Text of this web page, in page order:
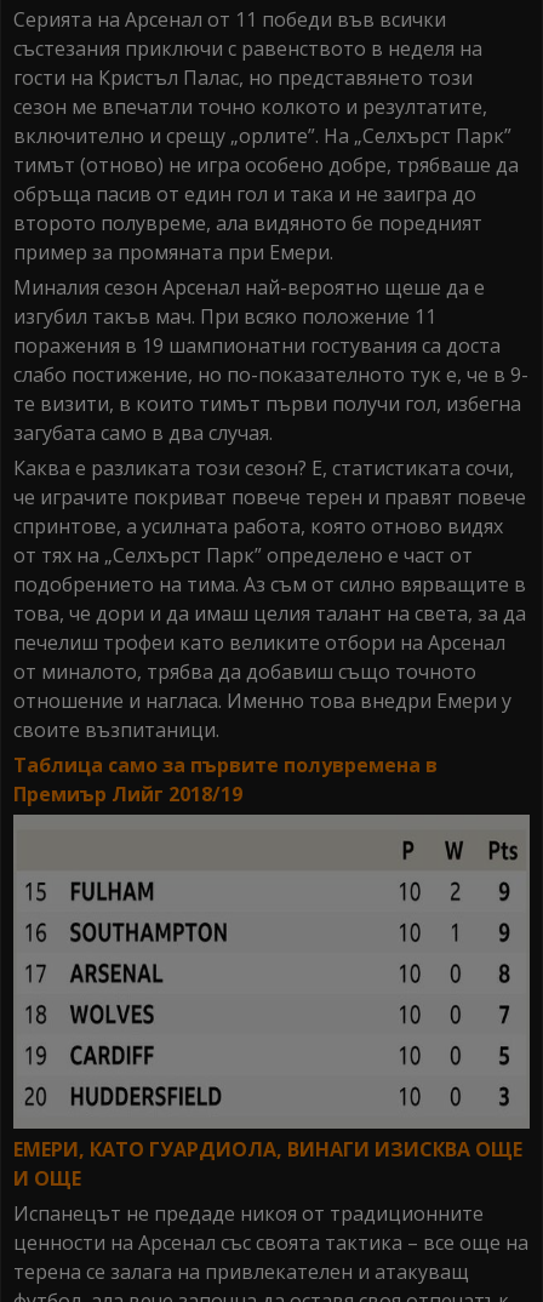
Серията на Арсенал от 11 победи във всички
състезания приключи с равенството в неделя на
гости на Кристъл Палас, но представянето този
сезон ме впечатли точно колкото и резултатите,
включително и срещу „орлите”. На „Селхърст Парк”
тимът (отново) не игра особено добре, трябваше да
обръща пасив от един гол и така и не заигра до
второто полувреме, ала видяното бе поредният
пример за промяната при Емери.
Миналия сезон Арсенал най-вероятно щеше да е
изгубил такъв мач. При всяко положение 11
поражения в 19 шампионатни гостувания са доста
слабо постижение, но по-показателното тук е, че в 9-
те визити, в които тимът първи получи гол, избегна
загубата само в два случая.
Каква е разликата този сезон? Е, статистиката сочи,
че играчите покриват повече терен и правят повече
спринтове, а усилната работа, която отново видях
от тях на „Селхърст Парк” определено е част от
подобрението на тима. Аз съм от силно вярващите в
това, че дори и да имаш целия талант на света, за да
печелиш трофеи като великите отбори на Арсенал
от миналото, трябва да добавиш също точното
отношение и нагласа. Именно това внедри Емери у
своите възпитаници.
Таблица само за първите полувремена в
Премиър Лийг 2018/19
ЕМЕРИ, КАТО ГУАРДИОЛА, ВИНАГИ ИЗИСКВА ОЩЕ
И ОЩЕ
Испанецът не предаде никоя от традиционните
ценности на Арсенал със своята тактика – все още на
терена се залага на привлекателен и атакуващ